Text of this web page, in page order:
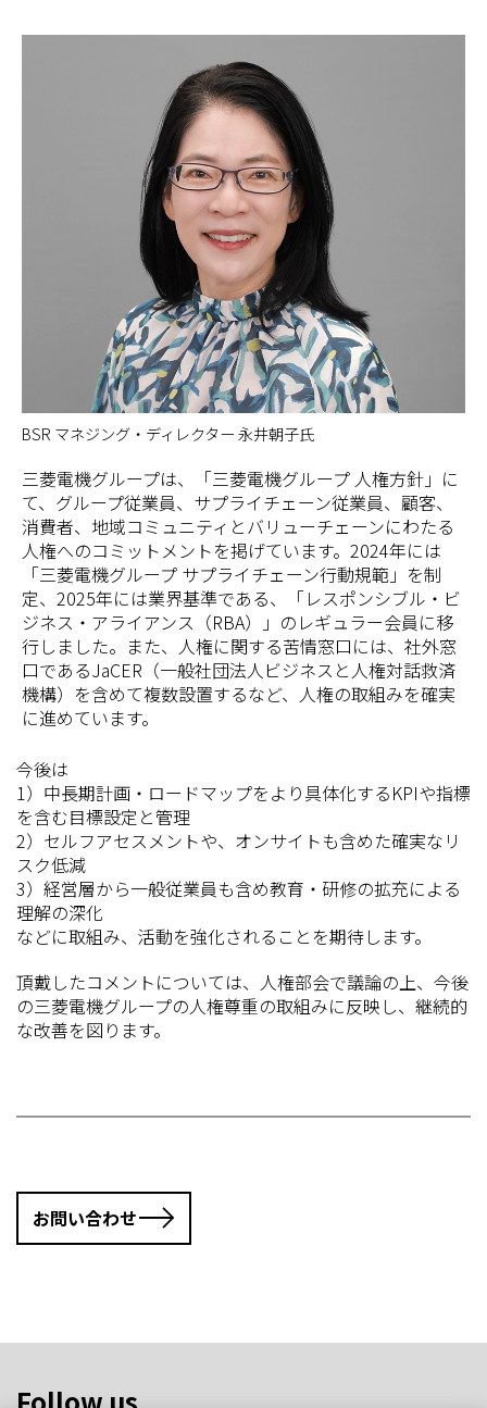
BSR マネジング・ディレクター 永井朝子氏
三菱電機グループは、「三菱電機グループ 人権方針」に
て、グループ従業員、サプライチェーン従業員、顧客、
消費者、地域コミュニティとバリューチェーンにわたる
人権へのコミットメントを掲げています。2024年には
「三菱電機グループ サプライチェーン行動規範」を制
定、2025年には業界基準である、「レスポンシブル・ビ
ジネス・アライアンス（RBA）」のレギュラー会員に移
行しました。また、人権に関する苦情窓口には、社外窓
口であるJaCER（一般社団法人ビジネスと人権対話救済
機構）を含めて複数設置するなど、人権の取組みを確実
に進めています。
今後は
1）中長期計画・ロードマップをより具体化するKPIや指標
を含む目標設定と管理
2）セルフアセスメントや、オンサイトも含めた確実なリ
スク低減
3）経営層から一般従業員も含め教育・研修の拡充による
理解の深化
などに取組み、活動を強化されることを期待します。
頂戴したコメントについては、人権部会で議論の上、今後
の三菱電機グループの人権尊重の取組みに反映し、継続的
な改善を図ります。
お問い合わせ